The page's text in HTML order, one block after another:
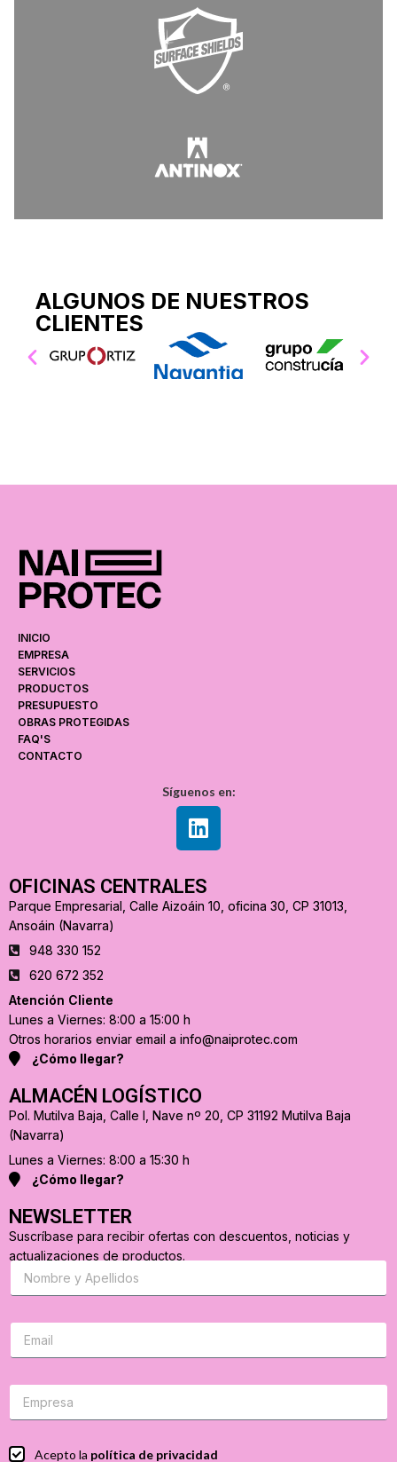
ALGUNOS DE NUESTROS
CLIENTES
INICIO
EMPRESA
SERVICIOS
PRODUCTOS
PRESUPUESTO
OBRAS PROTEGIDAS
FAQ'S
CONTACTO
Síguenos en:
OFICINAS CENTRALES
Parque Empresarial, Calle Aizoáin 10, oficina 30, CP 31013,
Ansoáin (Navarra)
948 330 152
620 672 352
Atención Cliente
Lunes a Viernes: 8:00 a 15:00 h
Otros horarios enviar email a info@naiprotec.com
¿Cómo llegar?
ALMACÉN LOGÍSTICO
Pol. Mutilva Baja, Calle I, Nave nº 20, CP 31192 Mutilva Baja
(Navarra)
Lunes a Viernes: 8:00 a 15:30 h
¿Cómo llegar?
NEWSLETTER
Suscríbase para recibir ofertas con descuentos, noticias y
actualizaciones de productos.
S
s
r
b
s
p
r
C
r
e
e
e
C
Acepto la política de privacidad